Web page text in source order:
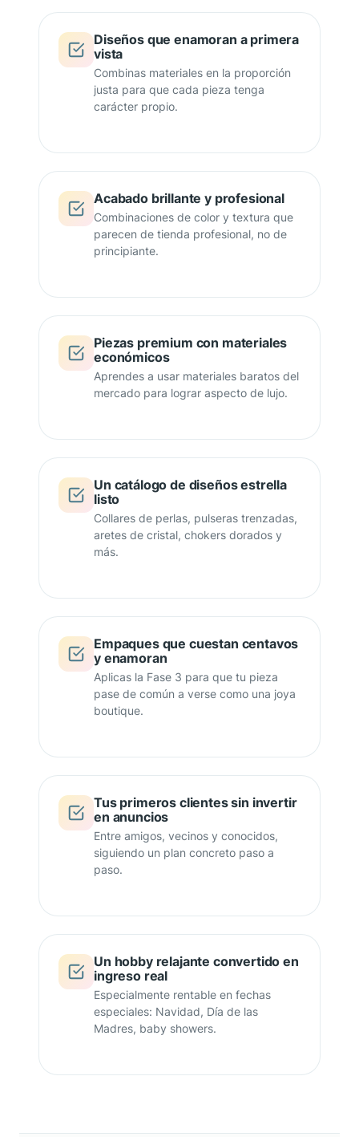
Diseños que enamoran a primera
vista
Combinas materiales en la proporción
justa para que cada pieza tenga
carácter propio.
Acabado brillante y profesional
Combinaciones de color y textura que
parecen de tienda profesional, no de
principiante.
Piezas premium con materiales
económicos
Aprendes a usar materiales baratos del
mercado para lograr aspecto de lujo.
Un catálogo de diseños estrella
listo
Collares de perlas, pulseras trenzadas,
aretes de cristal, chokers dorados y
más.
Empaques que cuestan centavos
y enamoran
Aplicas la Fase 3 para que tu pieza
pase de común a verse como una joya
boutique.
Tus primeros clientes sin invertir
en anuncios
Entre amigos, vecinos y conocidos,
siguiendo un plan concreto paso a
paso.
Un hobby relajante convertido en
ingreso real
Especialmente rentable en fechas
especiales: Navidad, Día de las
Madres, baby showers.